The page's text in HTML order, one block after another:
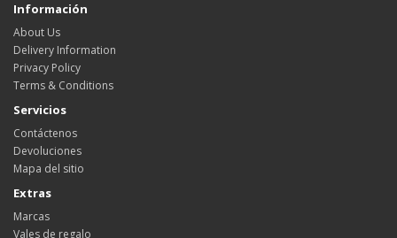
Información
About Us
Delivery Information
Privacy Policy
Terms & Conditions
Servicios
Contáctenos
Devoluciones
Mapa del sitio
Extras
Marcas
Vales de regalo